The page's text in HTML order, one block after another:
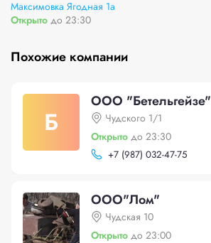
Максимовка Ягодная 1а
Открыто до 23:30
Похожие компании
Б
ООО "Бетельгейзе"
Чудского 1/1
Открыто до 23:30
+7 (987) 032-47-75
ООО"Лом"
Чудская 10
Открыто до 23:00